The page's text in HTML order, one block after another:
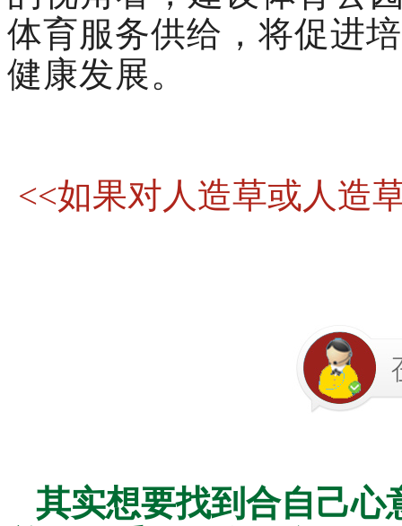
体育服务供给，将促进
健康发展。
<<如果对人造草或人造
其实想要找到合自己心